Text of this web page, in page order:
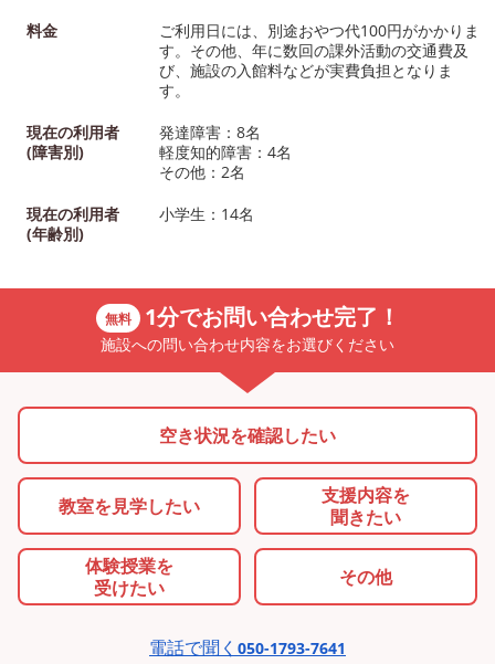
料金
ご利用日には、別途おやつ代100円がかかりま
す。その他、年に数回の課外活動の交通費及
び、施設の入館料などが実費負担となりま
す。
現在の利用者
(障害別)
発達障害：8名
軽度知的障害：4名
その他：2名
現在の利用者
(年齢別)
小学生：14名
無料 1分でお問い合わせ完了！
施設への問い合わせ内容をお選びください
空き状況を確認したい
教室を見学したい
支援内容を
聞きたい
体験授業を
受けたい
その他
電話で聞く 050-1793-7641